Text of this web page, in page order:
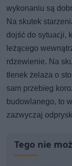
wykonaniu są
Na skutek
dojść do sytuacji,
leżącego
rdzewienie. Na
tlenek żelaza o
sam przebieg
budowlanego, to
zazwyczaj
Tego nie